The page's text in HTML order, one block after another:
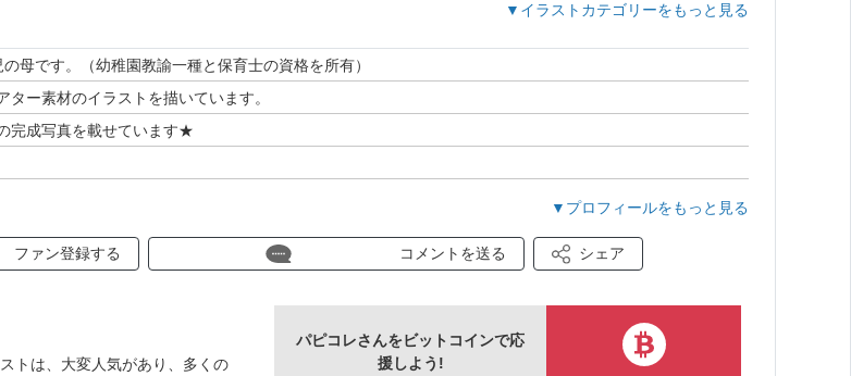
▼イラストカテゴリーをもっと見る
母です。（幼稚園教諭一種と保育士の資格を所有）
ー素材のイラストを描いています。
完成写真を載せています★
▼プロフィールをもっと見る
ファン登録する コメントを送る シェア
トは、大変人気があり、多くの
パピコレさんをビットコインで応
援しよう!